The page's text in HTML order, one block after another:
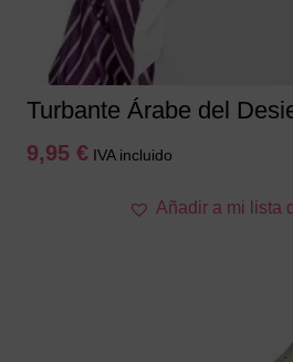
Turbante Árabe del
9,95 € IVA incluido
Añadir a mi lista